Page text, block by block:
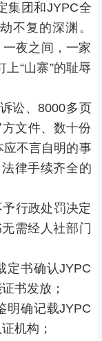
集团和JYPC全
不复的深渊。
夜之间，一家
“山寨”的耻辱
讼、8000多页
文件、数十份
不言自明的事
律手续齐全的
行政处罚决定
需经人社部门
书确认JYPC
书发放；
确记载JYPC
机构；